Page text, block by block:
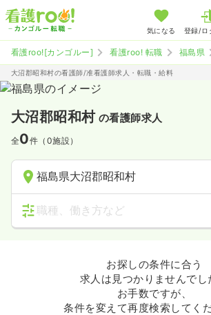
気になる 登録/ロ
看護roo![カンゴルー] 看護roo! 転職 福島県
大沼郡昭和村の看護師/准看護師求人・転職・給料
大沼郡昭和村 の看護師求人
全0件（0施設）
福島県大沼郡昭和村
職種、働き方など
お探しの条件に合う
求人は見つかりませんでし
お手数ですが、
条件を変えて再度検索してくだ